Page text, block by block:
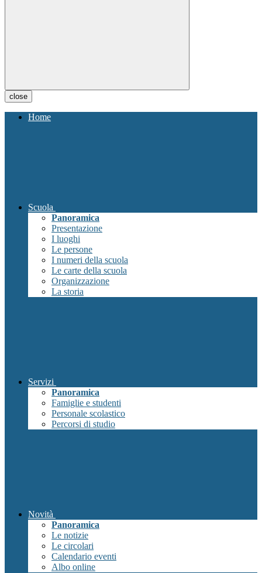
close
Home
Scuola
Panoramica
Presentazione
I luoghi
Le persone
I numeri della scuola
Le carte della scuola
Organizzazione
La storia
Servizi
Panoramica
Famiglie e studenti
Personale scolastico
Percorsi di studio
Novità
Panoramica
Le notizie
Le circolari
Calendario eventi
Albo online